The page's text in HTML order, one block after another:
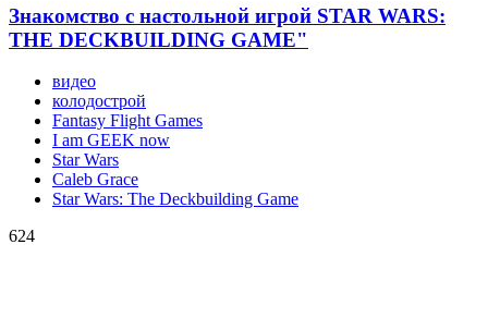
Знакомство с настольной игрой STAR WARS:
THE DECKBUILDING GAME"
видео
колодострой
Fantasy Flight Games
I am GEEK now
Star Wars
Caleb Grace
Star Wars: The Deckbuilding Game
624